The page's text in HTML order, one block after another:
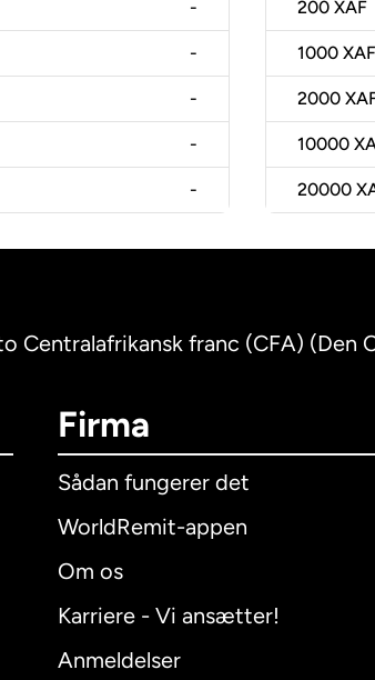
-
-
-
-
-
200 XAF
1000 XAF
2000
10000
20000
Centralafrikansk franc (CFA) (Den
Firma
Sådan fungerer det
WorldRemit-appen
Om os
Karriere - Vi ansætter!
Anmeldelser